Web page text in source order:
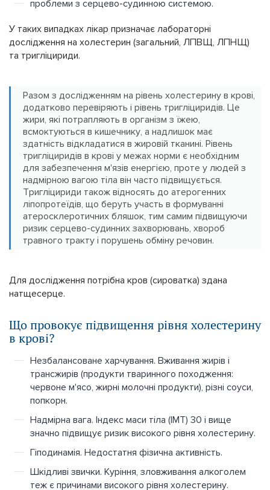
проблеми з серцево-судинною системою.
У таких випадках лікар призначає лабораторні
дослідження на холестерин (загальний, ЛПВЩ, ЛПНЩ)
та тригліцириди.
Разом з дослідженням на рівень холестерину в крові,
додатково перевіряють і рівень тригліциридів. Це
жири, які потрапляють в організм з їжею,
всмоктуються в кишечнику, а надлишок має
здатність відкладатися в жировій тканині. Рівень
тригліциридів в крові у межах норми є необхідним
для забезпечення м'язів енергією, проте у людей з
надмірною вагою тіла він часто підвищується.
Тригліцириди також відносять до атерогенних
ліпопротеїдів, що беруть участь в формуванні
атеросклеротичних бляшок, тим самим підвищуючи
ризик серцево-судинних захворювань, хвороб
травного тракту і порушень обміну речовин.
Для дослідження потрібна кров (сироватка) здана
натщесерце.
Що провокує підвищення рівня холестерину
в крові?
Незбалансоване харчування. Вживання жирів і
трансжирів (продукти тваринного походження:
червоне м'ясо, жирні молочні продукти), різні соуси,
попкорн.
Надмірна вага. Індекс маси тіла (ІМТ) 30 і вище
значно підвищує ризик високого рівня холестерину.
Гіподинамія. Недостатня фізична активність.
Шкідливі звички. Куріння, зловживання алкоголем
теж є причинами високого рівня холестерину.